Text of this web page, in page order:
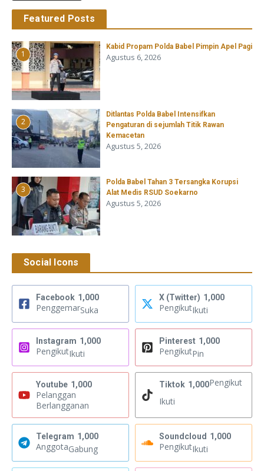
Featured Posts
1
Kabid Propam Polda Babel Pimpin Apel Pagi
Agustus 6, 2026
2
Ditlantas Polda Babel Intensifkan
Pengaturan di sejumlah Titik Rawan
Kemacetan
Agustus 5, 2026
3
Polda Babel Tahan 3 Tersangka Korupsi
Alat Medis RSUD Soekarno
Agustus 5, 2026
Social Icons
Facebook 1,000
PenggemarSuka
X (Twitter) 1,000
PengikutIkuti
Instagram 1,000
PengikutIkuti
Pinterest 1,000
PengikutPin
Youtube 1,000
Pelanggan
Berlangganan
Tiktok 1,000Pengikut
Ikuti
Telegram 1,000
AnggotaGabung
Soundcloud 1,000
PengikutIkuti